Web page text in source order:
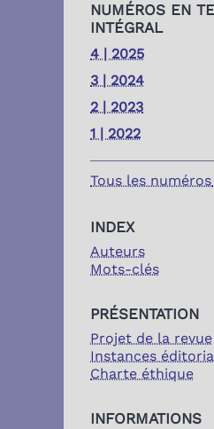
NUMÉROS EN
INTÉGRAL
4 | 2025
3 | 2024
2 | 2023
1 | 2022
Tous les numéros
INDEX
Auteurs
Mots-clés
PRÉSENTATION
Projet de la revue
Instances
Charte éthique
INFORMATIONS